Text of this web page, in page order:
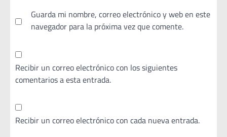
Guarda mi nombre, correo electrónico y web en este
navegador para la próxima vez que comente.
Recibir un correo electrónico con los siguientes
comentarios a esta entrada.
Recibir un correo electrónico con cada nueva entrada.